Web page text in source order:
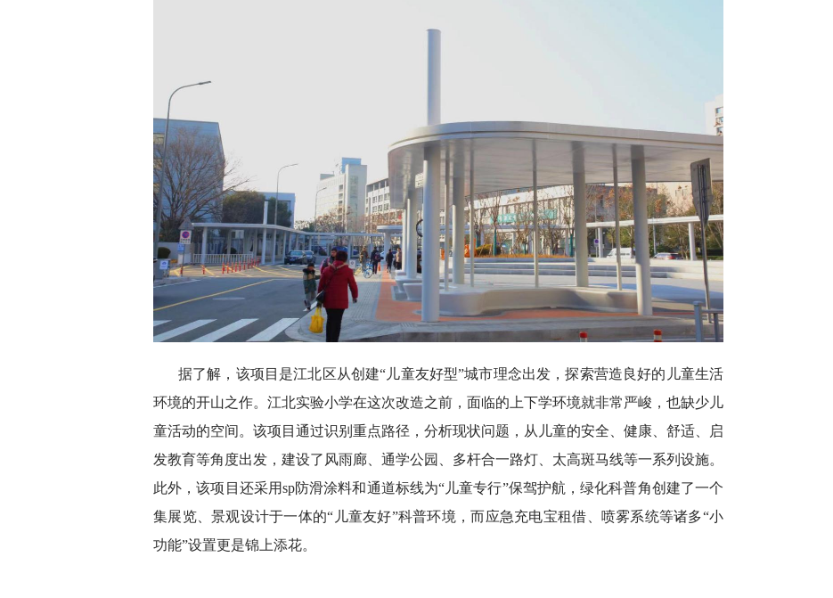
据了解，该项目是江北区从创建“儿童友好型”城市理念出发，探索营造良好的儿童生活
环境的开山之作。江北实验小学在这次改造之前，面临的上下学环境就非常严峻，也缺少儿
童活动的空间。该项目通过识别重点路径，分析现状问题，从儿童的安全、健康、舒适、启
发教育等角度出发，建设了风雨廊、通学公园、多杆合一路灯、太高斑马线等一系列设施。
此外，该项目还采用sp防滑涂料和通道标线为“儿童专行”保驾护航，绿化科普角创建了一个
集展览、景观设计于一体的“儿童友好”科普环境，而应急充电宝租借、喷雾系统等诸多“小
功能”设置更是锦上添花。